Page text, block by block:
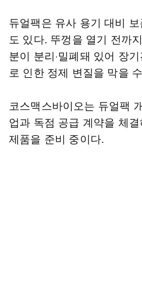
듀얼팩은 유사 용기 대비
도 있다. 뚜껑을 열기 전까
분이 분리·밀폐돼 있어 장
로 인한 정제 변질을 막을
코스맥스바이오는 듀얼팩
업과 독점 공급 계약을 체
제품을 준비 중이다.